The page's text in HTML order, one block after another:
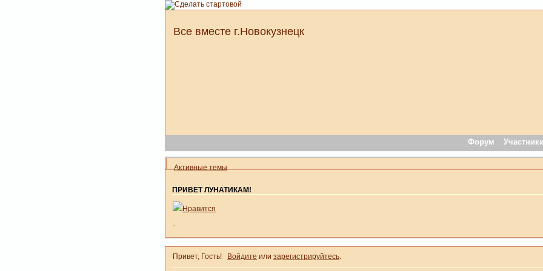
Все вместе г.Новокузнецк
Форум Участники
Активные темы
ПРИВЕТ ЛУНАТИКАМ!
Нравится
-
Привет, Гость! Войдите или зарегистрируйтесь.